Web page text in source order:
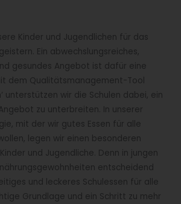
Kinder und Jugendlichen für das
Ein abwechslungsreiches,
gesundes Angebot ist dafür eine
dem Qualitätsmanagement-Tool
unterstützen wir die Schulen dabei, ein
zu unterbreiten. In unserer
mit der wir gutes Essen für alle
legen wir einen besonderen
und Jugendliche. Denn in jungen
entscheidend
und leckeres Schulessen für alle
Grundlage und ein Schritt zu mehr